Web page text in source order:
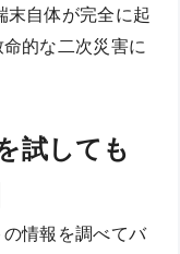
末自体が完全に起
的な二次災害に
試しても
情報を調べてバ